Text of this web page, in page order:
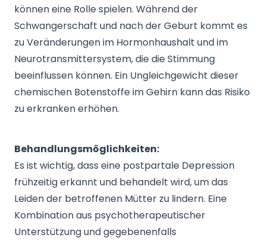
können eine Rolle spielen. Während der
Schwangerschaft und nach der Geburt kommt es
zu Veränderungen im Hormonhaushalt und im
Neurotransmittersystem, die die Stimmung
beeinflussen können. Ein Ungleichgewicht dieser
chemischen Botenstoffe im Gehirn kann das Risiko
zu erkranken erhöhen.
Behandlungsmöglichkeiten:
Es ist wichtig, dass eine postpartale Depression
frühzeitig erkannt und behandelt wird, um das
Leiden der betroffenen Mütter zu lindern. Eine
Kombination aus psychotherapeutischer
Unterstützung und gegebenenfalls